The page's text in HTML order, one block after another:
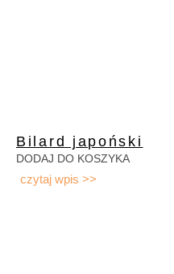
Bilard japoński
DODAJ DO KOSZYKA
czytaj wpis >>